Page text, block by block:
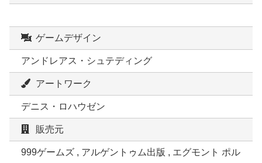
ゲームデザイン
アンドレアス・シュテディング
アートワーク
デニス・ロハウゼン
販売元
999ゲームズ , アルゲントゥム出版 , エグモント ポル